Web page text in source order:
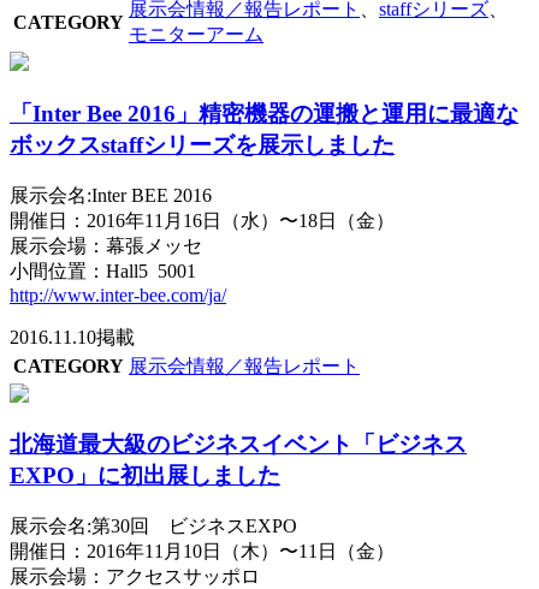
CATEGORY
展示会情報／報告レポート staffシリーズ
モニターアーム
「Inter Bee 2016」精密機器の運搬と運用に最適な
ボックスstaffシリーズを展示しました
展示会名:Inter BEE 2016
開催日：2016年11月16日（水）〜18日（金）
展示会場：幕張メッセ
小間位置：Hall5 5001
http://www.inter-bee.com/ja/
2016.11.10掲載
CATEGORY 展示会情報／報告レポート
北海道最大級のビジネスイベント「ビジネス
EXPO」に初出展しました
展示会名:第30回 ビジネスEXPO
開催日：2016年11月10日（木）〜11日（金）
展示会場：アクセスサッポロ